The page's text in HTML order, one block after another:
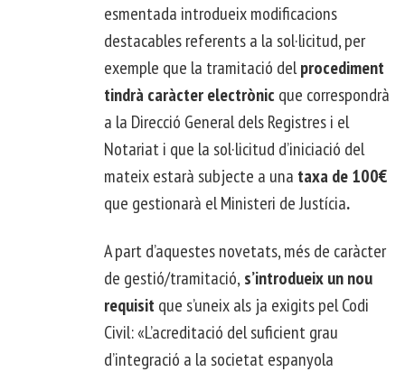
esmentada introdueix modificacions
destacables referents a la sol·licitud, per
exemple que la tramitació delprocediment
tindrà caràcter electrònic que correspondrà
a la Direcció General dels Registres i el
Notariat i que la sol·licitud d’iniciació del
mateix estarà subjecte a una taxa de 100€
que gestionarà el Ministeri de Justícia.
A part d’aquestes novetats, més de caràcter
de gestió/tramitació,s’introdueix un nou
requisit que s’uneix als ja exigits pel Codi
Civil: «L’acreditació del suficient grau
d’integració a la societat espanyola